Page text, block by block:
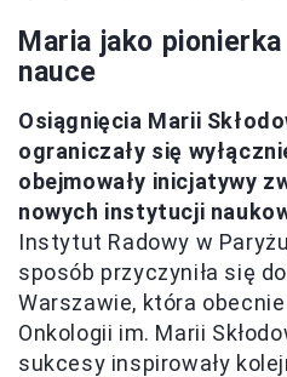
Maria jako
nauce
Osiągnięcia Marii
ograniczały się
obejmowały inicjatywy
nowych instytucji
Instytut Radowy w
sposób przyczyniła się
Warszawie, która
Onkologii im. Marii
sukcesy inspirowały